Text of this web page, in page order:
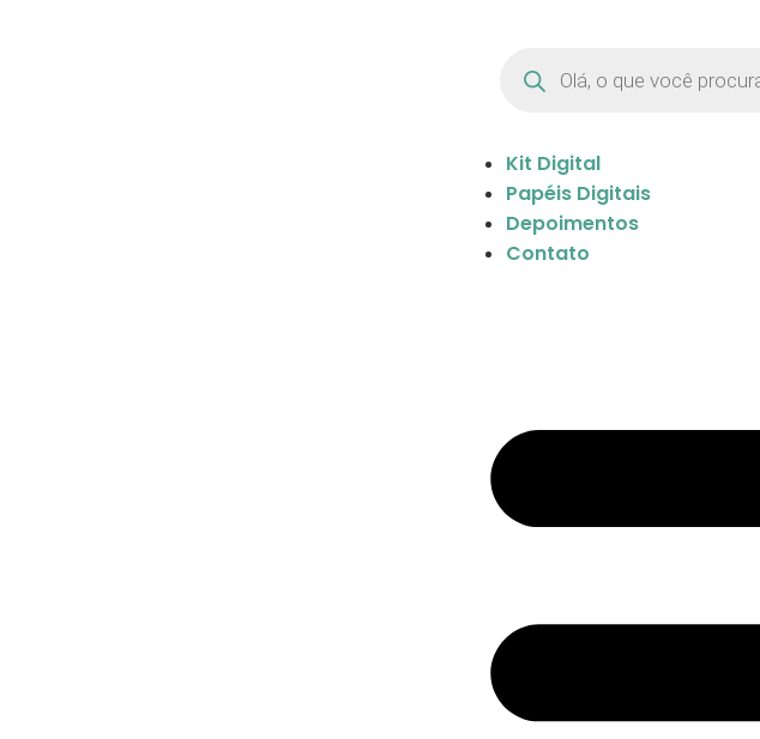
Kit Digital
Papéis Digitais
Depoimentos
Contato